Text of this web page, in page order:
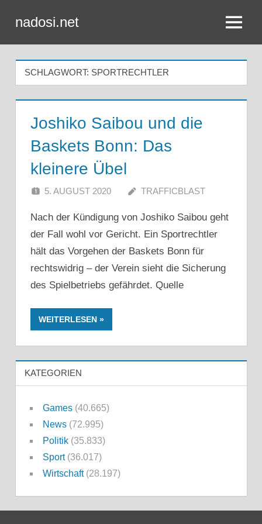
Inhalt
springen
nadosi.net Menü
SCHLAGWORT: SPORTRECHTLER
Joshiko Saibou und die
Baskets Bonn: Das
kleinere Übel
5. AUGUST 2020 TRAFFICBLAST
Nach der Kündigung von Joshiko Saibou geht
der Fall wohl vor Gericht. Ein Sportrechtler
hält das Vorgehen der Baskets Bonn für
rechtswidrig – der Verein sieht die Sicherung
des Spielbetriebs gefährdet. Quelle
WEITERLESEN
KATEGORIEN
Games(40.665)
News(72.995)
Politik(35.833)
Sport(36.017)
Wirtschaft(28.197)